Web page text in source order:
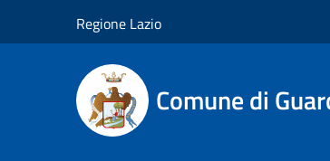
Regione Lazio
Comune di